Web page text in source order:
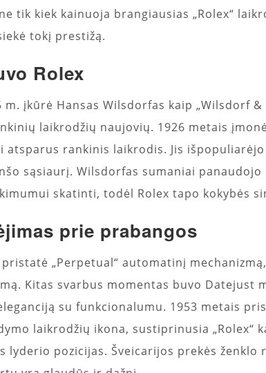
tik kiek kainuoja brangiausias „Rolex“
tokį prestižą.
Rolex
m. įkūrė Hansas Wilsdorfas kaip „Wilsdorf
laikrodžių naujovių. 1926 metais
atsparus rankinis laikrodis. Jis
sąsiaurį. Wilsdorfas sumaniai
skatinti, todėl Rolex tapo kokybės
prie prabangos
pristatė „Perpetual“ automatinį
Kitas svarbus momentas buvo Datejust
su funkcionalumu. 1953 metais
laikrodžių ikona, sustiprinusia „Rolex“
lyderio pozicijas. Šveicarijos prekės ženklo